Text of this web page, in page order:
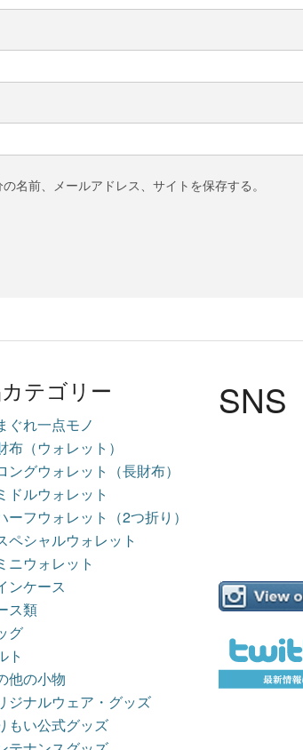
名前、メールアドレス、サイトを保存する。
テゴリー
ぐれ一点モノ
布（ウォレット）
ングウォレット（長財布）
ドルウォレット
ーフウォレット（2つ折り）
ペシャルウォレット
ニウォレット
ンケース
ス類
グ
ト
他の小物
ジナルウェア・グッズ
もい公式グッズ
SNS